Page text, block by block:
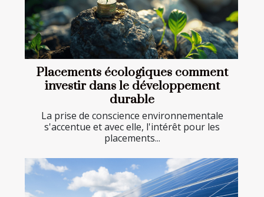
Placements écologiques comment
investir dans le développement
durable
La prise de conscience environnementale
s'accentue et avec elle, l'intérêt pour les
placements...